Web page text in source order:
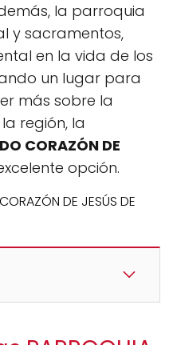
la parroquia
y sacramentos,
en la vida de los
un lugar para
más sobre la
región, la
CORAZÓN DE
opción.